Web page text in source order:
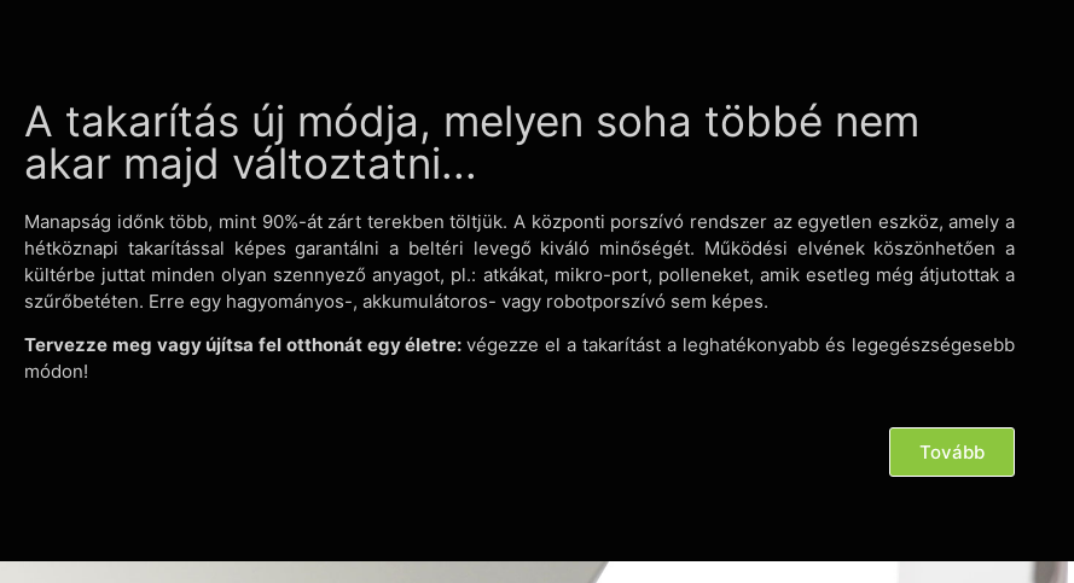
A takarítás új módja, melyen soha többé nem
akar majd változtatni...
Manapság időnk több, mint 90%-át zárt terekben töltjük. A központi porszívó rendszer az egyetlen eszköz, amely a
hétköznapi takarítással képes garantálni a beltéri levegő kiváló minőségét. Működési elvének köszönhetően a
kültérbe juttat minden olyan szennyező anyagot, pl.: atkákat, mikro-port, polleneket, amik esetleg még átjutottak a
szűrőbetéten. Erre egy hagyományos-, akkumulátoros- vagy robotporszívó sem képes.
Tervezze meg vagy újítsa fel otthonát egy életre: végezze el a takarítást a leghatékonyabb és legegészségesebb
módon!
Tovább